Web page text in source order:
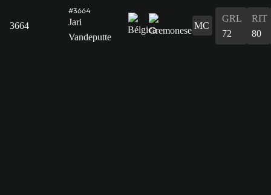
3664
#3664
Jari
Vandeputte
MC
GRL
72
RIT
80